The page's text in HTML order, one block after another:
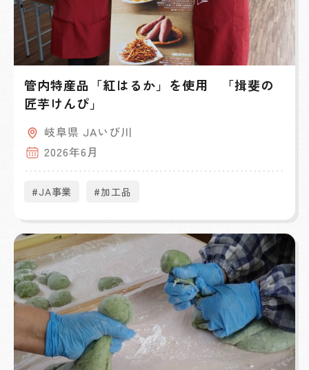
管内特産品「紅はるか」を使用 「揖斐の
匠芋けんぴ」
岐阜県 JAいび川
2026年6月
#JA事業 #加工品